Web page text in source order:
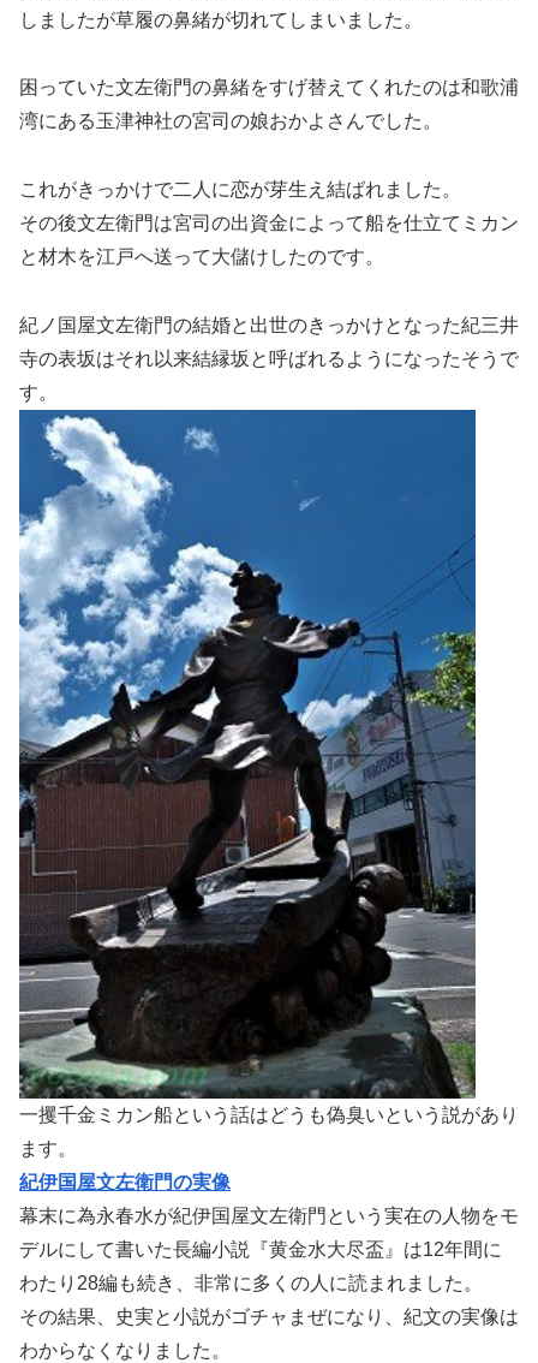
しましたが草履の鼻緒が切れてしまいました。
困っていた文左衛門の鼻緒をすげ替えてくれたのは和歌浦
湾にある玉津神社の宮司の娘おかよさんでした。
これがきっかけで二人に恋が芽生え結ばれました。
その後文左衛門は宮司の出資金によって船を仕立てミカン
と材木を江戸へ送って大儲けしたのです。
紀ノ国屋文左衛門の結婚と出世のきっかけとなった紀三井
寺の表坂はそれ以来結縁坂と呼ばれるようになったそうで
す。
一攫千金ミカン船という話はどうも偽臭いという説があり
ます。
紀伊国屋文左衛門の実像
幕末に為永春水が紀伊国屋文左衛門という実在の人物をモ
デルにして書いた長編小説『黄金水大尽盃』は12年間に
わたり28編も続き、非常に多くの人に読まれました。
その結果、史実と小説がゴチャまぜになり、紀文の実像は
わからなくなりました。